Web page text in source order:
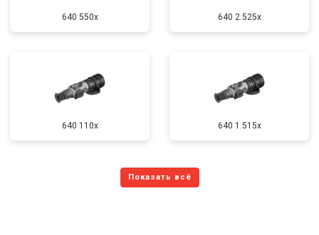
640 550x 640 2.525x
640 110x 640 1.515x